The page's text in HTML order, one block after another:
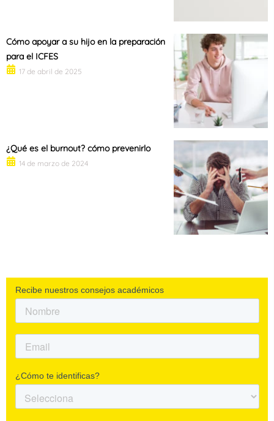
Cómo apoyar a su hijo en la preparación
para el ICFES
17 de abril de 2025
¿Qué es el burnout? cómo prevenirlo
14 de marzo de 2024